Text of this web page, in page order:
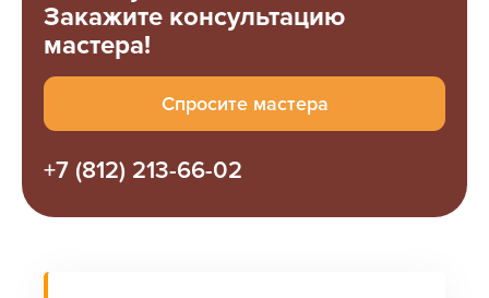
Закажите консультацию
мастера!
Спросите мастера
+7 (812) 213-66-02